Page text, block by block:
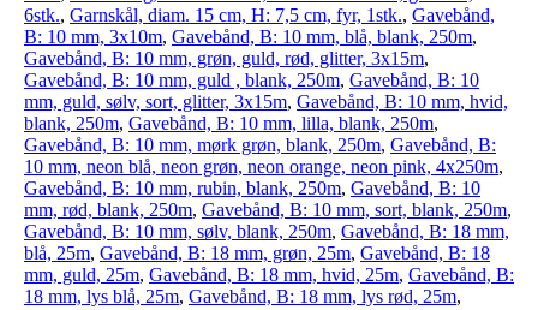
6stk., Garnskål, diam. 15 cm, H: 7,5 cm, fyr, 1stk., Gavebånd,
B: 10 mm, 3x10m, Gavebånd, B: 10 mm, blå, blank, 250m,
Gavebånd, B: 10 mm, grøn, guld, rød, glitter, 3x15m,
Gavebånd, B: 10 mm, guld , blank, 250m, Gavebånd, B: 10
mm, guld, sølv, sort, glitter, 3x15m, Gavebånd, B: 10 mm, hvid,
blank, 250m, Gavebånd, B: 10 mm, lilla, blank, 250m,
Gavebånd, B: 10 mm, mørk grøn, blank, 250m, Gavebånd, B:
10 mm, neon blå, neon grøn, neon orange, neon pink, 4x250m,
Gavebånd, B: 10 mm, rubin, blank, 250m, Gavebånd, B: 10
mm, rød, blank, 250m, Gavebånd, B: 10 mm, sort, blank, 250m,
Gavebånd, B: 10 mm, sølv, blank, 250m, Gavebånd, B: 18 mm,
blå, 25m, Gavebånd, B: 18 mm, grøn, 25m, Gavebånd, B: 18
mm, guld, 25m, Gavebånd, B: 18 mm, hvid, 25m, Gavebånd, B:
18 mm, lys blå, 25m, Gavebånd, B: 18 mm, lys rød, 25m,